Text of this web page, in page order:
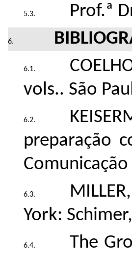
Prof.ª
vols.. São
preparação
York:
The